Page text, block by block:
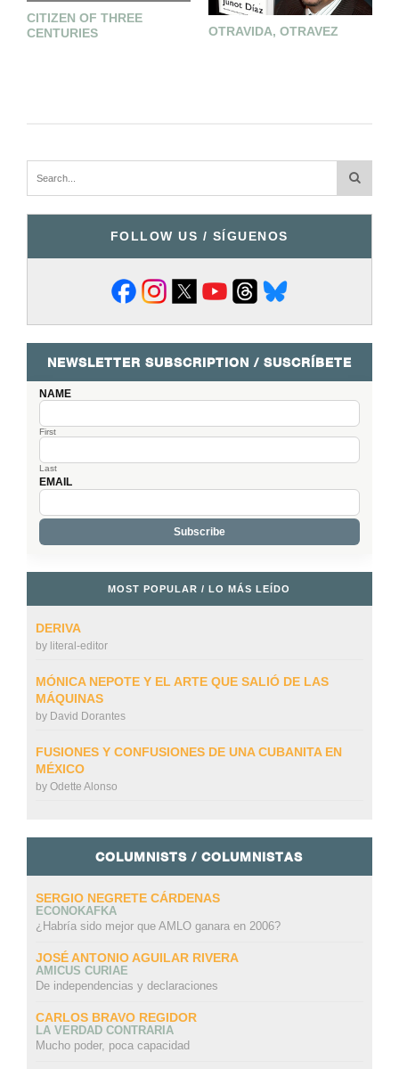
CITIZEN OF THREE
CENTURIES
OTRAVIDA, OTRAVEZ
FOLLOW US / SÍGUENOS
NEWSLETTER SUBSCRIPTION / SUSCRÍBETE
NAME
First
Last
EMAIL
MOST POPULAR / LO MÁS LEÍDO
DERIVA
by literal-editor
MÓNICA NEPOTE Y EL ARTE QUE SALIÓ DE LAS
MÁQUINAS
by David Dorantes
FUSIONES Y CONFUSIONES DE UNA CUBANITA EN
MÉXICO
by Odette Alonso
COLUMNISTS / COLUMNISTAS
SERGIO NEGRETE CÁRDENAS
ECONOKAFKA
¿Habría sido mejor que AMLO ganara en 2006?
JOSÉ ANTONIO AGUILAR RIVERA
AMICUS CURIAE
De independencias y declaraciones
CARLOS BRAVO REGIDOR
LA VERDAD CONTRARIA
Mucho poder, poca capacidad